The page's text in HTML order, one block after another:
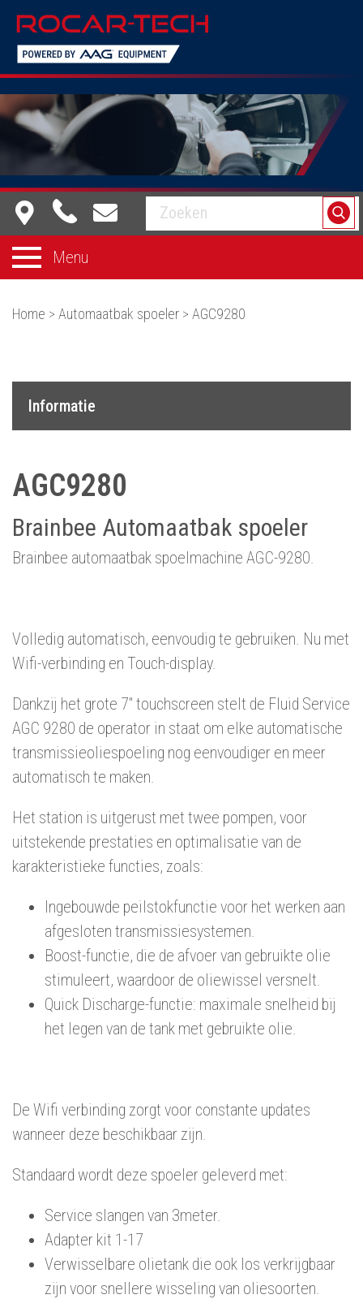
Equipment dat voor je werkt
Menu
Home > Automaatbak spoeler > AGC9280
Informatie
AGC9280
Brainbee Automaatbak spoeler
Brainbee automaatbak spoelmachine AGC-9280.
Volledig automatisch, eenvoudig te gebruiken. Nu met
Wifi-verbinding en Touch-display.
Dankzij het grote 7" touchscreen stelt de Fluid Service
AGC 9280 de operator in staat om elke automatische
transmissieoliespoeling nog eenvoudiger en meer
automatisch te maken.
Het station is uitgerust met twee pompen, voor
uitstekende prestaties en optimalisatie van de
karakteristieke functies, zoals:
Ingebouwde peilstokfunctie voor het werken aan
afgesloten transmissiesystemen.
Boost-functie, die de afvoer van gebruikte olie
stimuleert, waardoor de oliewissel versnelt.
Quick Discharge-functie: maximale snelheid bij
het legen van de tank met gebruikte olie.
De Wifi verbinding zorgt voor constante updates
wanneer deze beschikbaar zijn.
Standaard wordt deze spoeler geleverd met:
Service slangen van 3meter.
Adapter kit 1-17
Verwisselbare olietank die ook los verkrijgbaar
zijn voor snellere wisseling van oliesoorten.